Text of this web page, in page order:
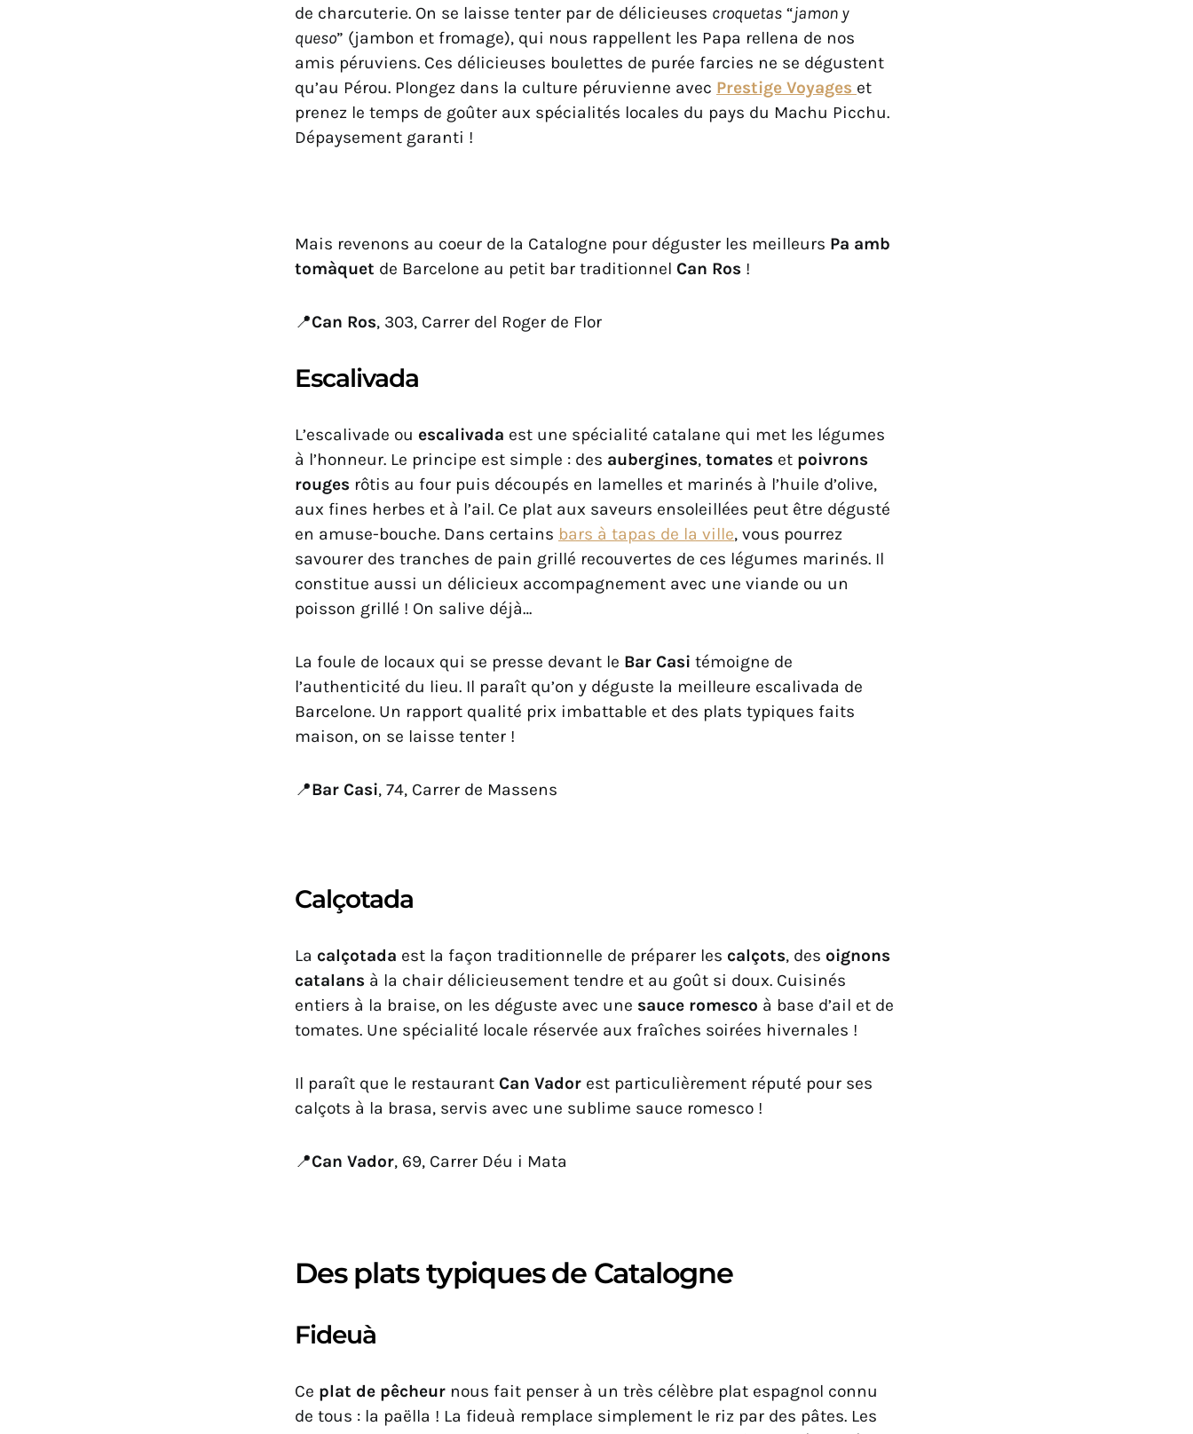
de charcuterie. On se laisse tenter par de délicieuses croquetas “jamon y
queso” (jambon et fromage), qui nous rappellent les Papa rellena de nos
amis péruviens. Ces délicieuses boulettes de purée farcies ne se dégustent
qu’au Pérou. Plongez dans la culture péruvienne avec Prestige Voyages et
prenez le temps de goûter aux spécialités locales du pays du Machu Picchu.
Dépaysement garanti !
Mais revenons au coeur de la Catalogne pour déguster les meilleurs Pa amb
tomàquet de Barcelone au petit bar traditionnel Can Ros !
📍Can Ros, 303, Carrer del Roger de Flor
Escalivada
L’escalivade ou escalivada est une spécialité catalane qui met les légumes
à l’honneur. Le principe est simple : des aubergines, tomates et poivrons
rouges rôtis au four puis découpés en lamelles et marinés à l’huile d’olive,
aux fines herbes et à l’ail. Ce plat aux saveurs ensoleillées peut être dégusté
en amuse-bouche. Dans certains bars à tapas de la ville, vous pourrez
savourer des tranches de pain grillé recouvertes de ces légumes marinés. Il
constitue aussi un délicieux accompagnement avec une viande ou un
poisson grillé ! On salive déjà…
La foule de locaux qui se presse devant le Bar Casi témoigne de
l’authenticité du lieu. Il paraît qu’on y déguste la meilleure escalivada de
Barcelone. Un rapport qualité prix imbattable et des plats typiques faits
maison, on se laisse tenter !
📍Bar Casi, 74, Carrer de Massens
Calçotada
La calçotada est la façon traditionnelle de préparer les calçots, des oignons
catalans à la chair délicieusement tendre et au goût si doux. Cuisinés
entiers à la braise, on les déguste avec une sauce romesco à base d’ail et de
tomates. Une spécialité locale réservée aux fraîches soirées hivernales !
Il paraît que le restaurant Can Vador est particulièrement réputé pour ses
calçots à la brasa, servis avec une sublime sauce romesco !
📍Can Vador, 69, Carrer Déu i Mata
Des plats typiques de Catalogne
Fideuà
Ce plat de pêcheur nous fait penser à un très célèbre plat espagnol connu
de tous : la paëlla ! La fideuà remplace simplement le riz par des pâtes. Les